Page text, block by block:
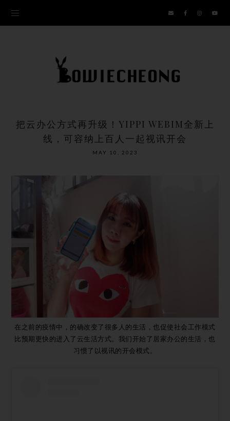
把云办公方式再升级！YIPPI WEBIM全新上
线，可容纳上百人一起视讯开会
MAY 10, 2023
在之前的疫情中，的确改变了很多人的生活，也促使社会工作模式
比预期更快的进入了云生活方式。我们开始了居家办公的生活，也
习惯了以视讯的开会模式。